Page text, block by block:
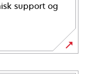
support og